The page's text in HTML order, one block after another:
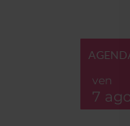
ven
7